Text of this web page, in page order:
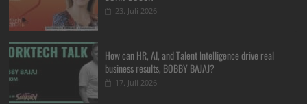
23. Juli 2026
How can HR, AI, and Talent Intelligence drive real
business results, BOBBY BAJAJ?
17. Juli 2026